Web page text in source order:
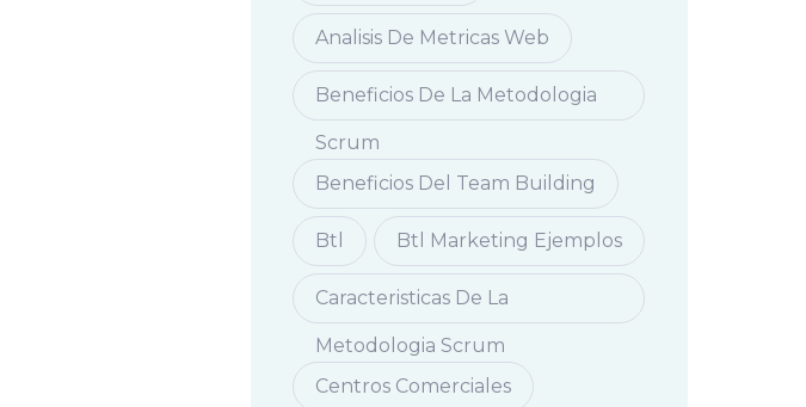
Analisis De Metricas Web
Beneficios De La Metodologia
Scrum
Beneficios Del Team Building
Btl Btl Marketing Ejemplos
Caracteristicas De La
Metodologia Scrum
Centros Comerciales